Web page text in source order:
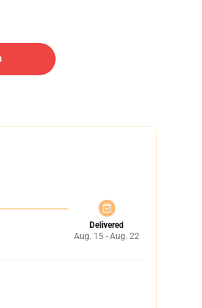
Delivered
Aug. 15 - Aug. 22